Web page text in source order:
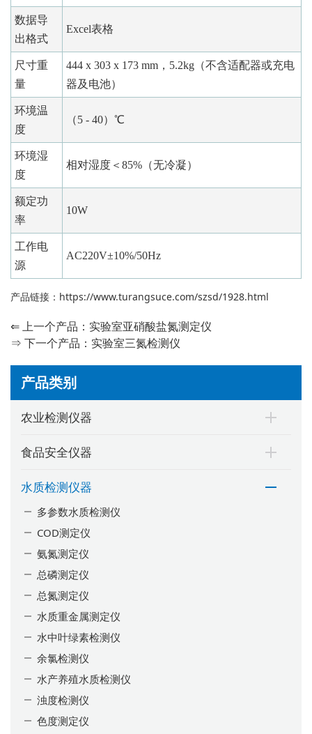
产品类别
农业检测仪器
食品安全仪器
水质检测仪器
多参数水质检测仪
COD测定仪
氨氮测定仪
总磷测定仪
总氮测定仪
水质重金属测定仪
水中叶绿素检测仪
余氯检测仪
水产养殖水质检测仪
浊度检测仪
色度测定仪
数据导
出格式
Excel表格
尺寸重
量
444 x 303 x 173 mm，5.2kg（不含适配器或充电
器及电池）
环境温
度
（5 - 40）℃
环境湿
度
相对湿度＜85%（无冷凝）
额定功
率
10W
工作电
源
AC220V±10%/50Hz
产品链接： https://www.turangsuce.com/szsd/1928.html
⇐ 上一个产品： 实验室亚硝酸盐氮测定仪
⇒ 下一个产品： 实验室三氮检测仪